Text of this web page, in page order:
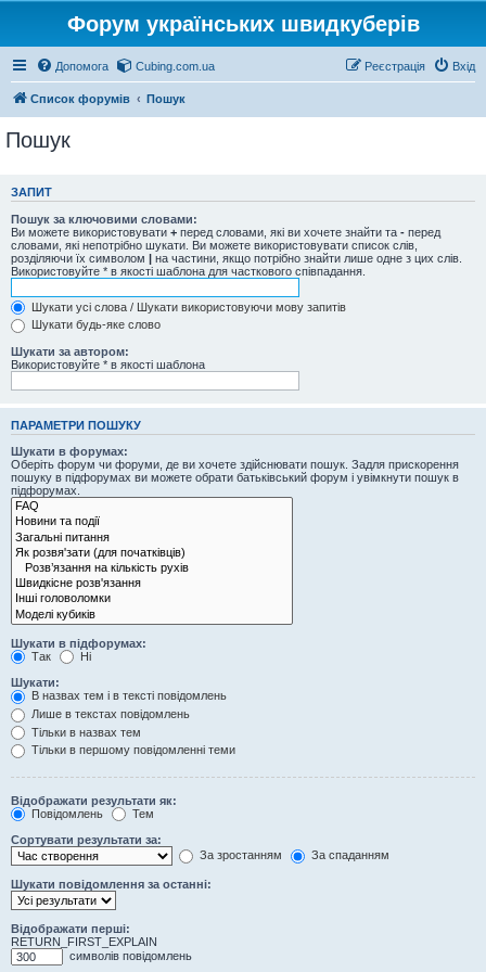
Форум українських швидкуберів
Допомога Cubing.com.ua Вхід
Реєстрація
Список форумів Пошук
Пошук
ЗАПИТ
Пошук за ключовими словами:
Ви можете використовувати + перед словами, які ви хочете знайти та - перед
словами, які непотрібно шукати. Ви можете використовувати список слів,
розділяючи їх символом | на частини, якщо потрібно знайти лише одне з цих слів.
Використовуйте * в якості шаблона для часткового співпадання.
Шукати усі слова / Шукати використовуючи мову запитів
Шукати будь-яке слово
Шукати за автором:
Використовуйте * в якості шаблона
ПАРАМЕТРИ ПОШУКУ
Шукати в форумах:
Оберіть форум чи форуми, де ви хочете здійснювати пошук. Задля прискорення
пошуку в підфорумах ви можете обрати батьківський форум і увімкнути пошук в
підфорумах.
Шукати в підфорумах:
Так
Ні
Шукати:
В назвах тем і в тексті повідомлень
Лише в текстах повідомлень
Тільки в назвах тем
Тільки в першому повідомленні теми
Відображати результати як:
Повідомлень
Тем
Сортувати результати за:
За зростанням
За спаданням
Шукати повідомлення за останні:
Відображати перші:
RETURN_FIRST_EXPLAIN
символів повідомлень